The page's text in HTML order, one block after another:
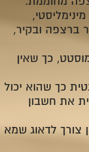
ברצפה ובקיר,
כך שאין
כך שהוא יכול
את חשבון
צורך לדאוג שמא